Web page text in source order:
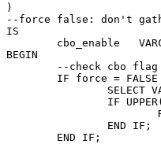
)
--force false: don't
IS
BEGIN